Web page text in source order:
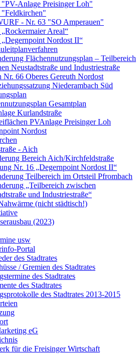
Anlage Preisinger Loh"
"Feldkirchen"
- Nr. 63 "SO Amperauen"
Areal“
Nordost II“
Flächennutzungsplan – Teilbereich
Neustadtstraße und Industriestraße
Nr. 66 Oberes Gereuth Nordost
Niederambach Süd
Gesamtplan
Kurlandstraße
PV­Anlage Preisinger Loh
Nordost
- Aich
Bereich Aich/Kirchfeldstraße
Nr. 16 „Degernpoint Nordost II“
Teilbereich im Ortsteil Pfrombach
„Teilbereich zwischen
und Industriestraße“
(nicht städtisch!)
(2023)
usw
Portal
des Stadtrates
/ Gremien des Stadtrates
des Stadtrates
des Stadtrates
des Stadtrates 2013-2015
eG
für die Freisinger Wirtschaft